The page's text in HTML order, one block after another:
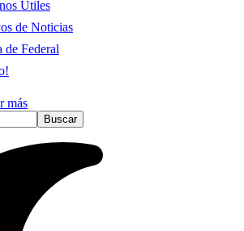
Útiles
de Noticias
Federal
más